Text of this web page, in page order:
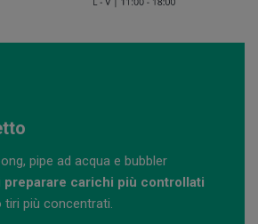
pipe ad acqua e bubbler
preparare carichi più controllati
tiri più concentrati.